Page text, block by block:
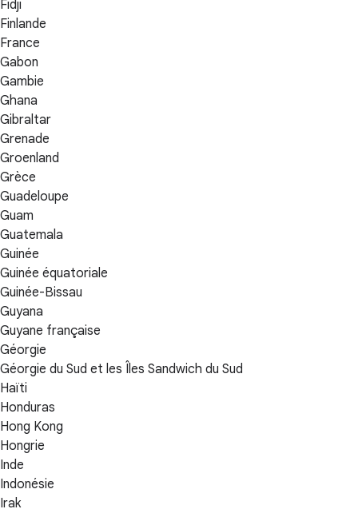
Fidji
Finlande
France
Gabon
Gambie
Ghana
Gibraltar
Grenade
Groenland
Grèce
Guadeloupe
Guam
Guatemala
Guinée
Guinée équatoriale
Guinée-Bissau
Guyana
Guyane française
Géorgie
Géorgie du Sud et les Îles Sandwich du Sud
Haïti
Honduras
Hong Kong
Hongrie
Inde
Indonésie
Irak